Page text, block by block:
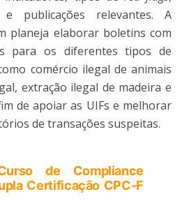
publicações relevantes. A
planeja elaborar boletins com
para os diferentes tipos de
comércio ilegal de animais
extração ilegal de madeira e
de apoiar as UIFs e melhorar
de transações suspeitas.
de Compliance
Certificação CPC-F